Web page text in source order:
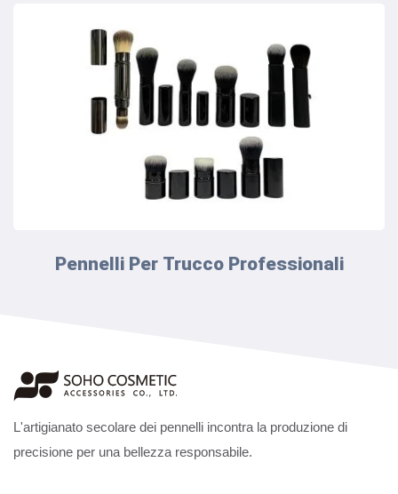
Pennelli Per Trucco Professionali
L'artigianato secolare dei pennelli incontra la produzione di
precisione per una bellezza responsabile.